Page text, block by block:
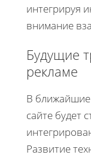
интегрируя
внимание
Будущие
рекламе
В ближайшие
сайте будет
Развитие